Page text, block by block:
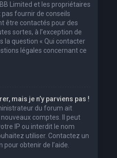
Limited et les propriétaires
fournir de conseils
être contactés pour des
sortes, à l’exception de
la question « Qui contacter
légales concernant ce
mais je n’y parviens pas !
du forum ait
comptes. Il peut
IP ou interdit le nom
utiliser. Contactez un
obtenir de l’aide.